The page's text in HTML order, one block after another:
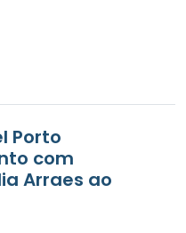
Porto
com
Arraes ao